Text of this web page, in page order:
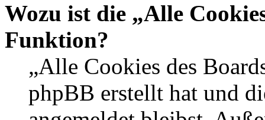
Wozu ist die „Alle
Funktion?
„Alle Cookies des
phpBB erstellt hat und